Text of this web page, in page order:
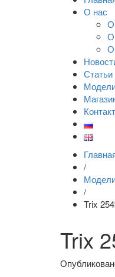
О нас
О
О
О
Статьи
/
/
Trix
Trix